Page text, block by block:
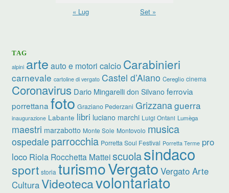
« Lug
Set »
TAG
alpini arte auto e motori calcio Carabinieri
carnevale cartoline di vergato Castel d’Aiano Cereglio cinema
Coronavirus Dario Mingarelli don Silvano ferrovia
porrettana foto Graziano Pederzani Grizzanaguerra
inaugurazione Labante libri luciano marchi Luigi Ontani Lumèga
maestri marzabotto Monte Sole Montovolo musica
ospedale parrocchia Porretta Soul Festival Porretta Terme pro
loco Riola Rocchetta Matteiscuolasindaco
sport storia turismoVergato Vergato Arte
CulturaVideotecavolontariato